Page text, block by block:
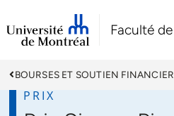
Faculté
BOURSES ET SOUTIEN FINANCIER
PRIX